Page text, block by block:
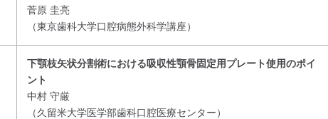
菅原 圭亮
（東京歯科大学口腔病態外科学講座）
下顎枝矢状分割術における吸収性顎骨固定用プレート使用のポイ
ント
中村 守厳
（久留米大学医学部歯科口腔医療センター）